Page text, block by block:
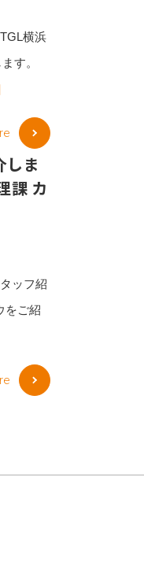
横浜
す。
しま
課 カ
ッフ紹
をご紹